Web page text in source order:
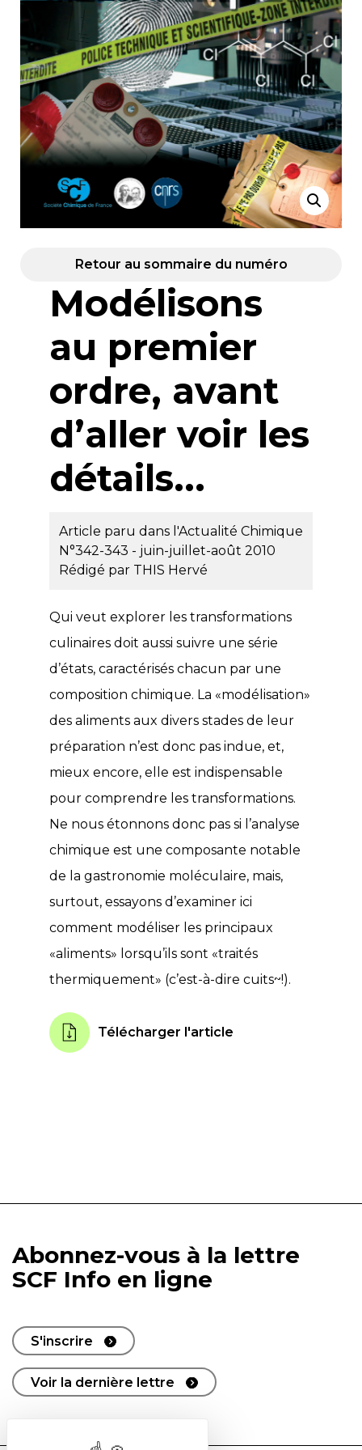
Retour au sommaire du numéro
Modélisons
au premier
ordre, avant
d’aller voir les
détails...
Article paru dans l'Actualité Chimique
N°342-343 - juin-juillet-août 2010
Rédigé par THIS Hervé
Qui veut explorer les transformations
culinaires doit aussi suivre une série
d’états, caractérisés chacun par une
composition chimique. La «modélisation»
des aliments aux divers stades de leur
préparation n’est donc pas indue, et,
mieux encore, elle est indispensable
pour comprendre les transformations.
Ne nous étonnons donc pas si l’analyse
chimique est une composante notable
de la gastronomie moléculaire, mais,
surtout, essayons d’examiner ici
comment modéliser les principaux
«aliments» lorsqu’ils sont «traités
thermiquement» (c’est-à-dire cuits~!).
Télécharger l'article
Abonnez-vous à la lettre
SCF Info en ligne
S'inscrire
Voir la dernière lettre